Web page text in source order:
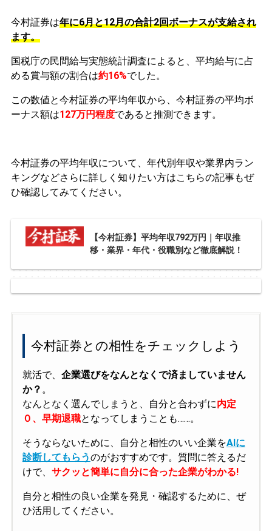
今村証券は年に6月と12月の合計2回ボーナスが支給され
ます。
国税庁の民間給与実態統計調査によると、平均給与に占
める賞与額の割合は約16%でした。
この数値と今村証券の平均年収から、今村証券の平均ボ
ーナス額は127万円程度であると推測できます。
今村証券の平均年収について、年代別年収や業界内ラン
キングなどさらに詳しく知りたい方はこちらの記事もぜ
ひ確認してみてください。
【今村証券】平均年収792万円｜年収推
移・業界・年代・役職別など徹底解説！
今村証券との相性をチェックしよう
就活で、 企業選びをなんとなくで済ましていません
か？ 。
なんとなく選んでしまうと、自分と合わずに内定
０、早期退職となってしまうことも……。
そうならないために、自分と相性のいい企業をAIに
診断してもらうのがおすすめです。質問に答えるだ
けで、 サクッと簡単に自分に合った企業がわかる!
自分と相性の良い企業を発見・確認するために、ぜ
ひ活用してください。